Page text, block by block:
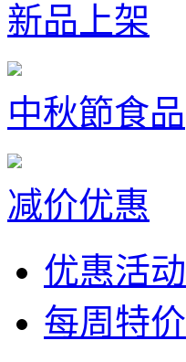
新品上架
中秋節食品
减价优惠
优惠活动
每周特价